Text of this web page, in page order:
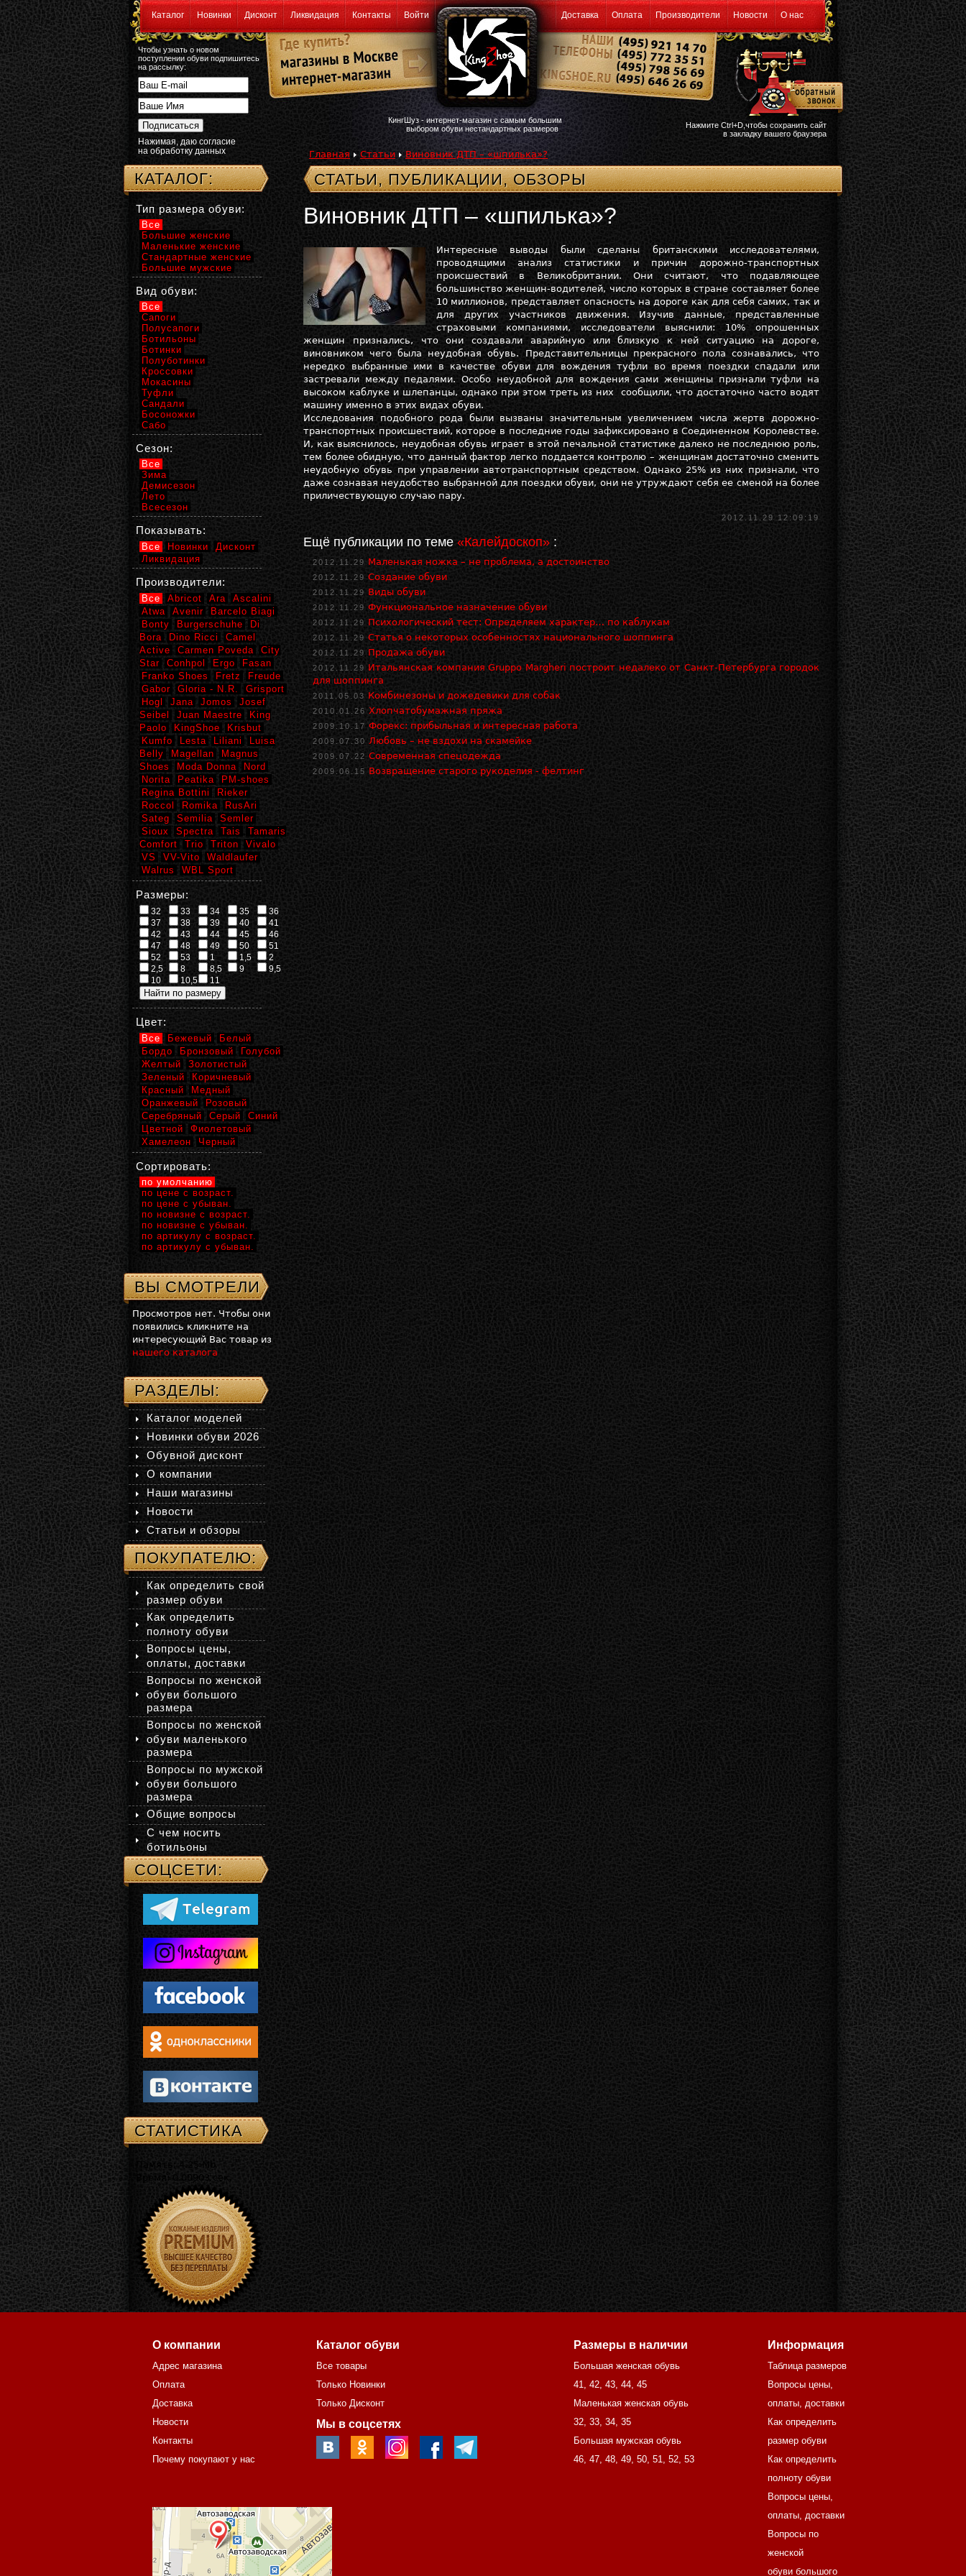
Каталог Новинки Дисконт Ликвидация Контакты Войти Доставка Оплата Производители Новости О нас
Чтобы узнать о новом
поступлении обуви подпишитесь
на рассылку:
Нажимая, даю согласие
на обработку данных
КингШуз - интернет-магазин с самым большим
выбором обуви нестандартных размеров
Нажмите Ctrl+D,чтобы сохранить сайт
в закладку вашего браузера
Главная Статьи Виновник ДТП – «шпилька»?
СТАТЬИ, ПУБЛИКАЦИИ, ОБЗОРЫ
Виновник ДТП – «шпилька»?
Интересные выводы были сделаны британскими исследователями,
проводящими анализ статистики и причин дорожно-транспортных
происшествий в Великобритании. Они считают, что подавляющее
большинство женщин-водителей, число которых в стране составляет более
10 миллионов, представляет опасность на дороге как для себя самих, так и
для других участников движения. Изучив данные, представленные
страховыми компаниями, исследователи выяснили: 10% опрошенных
женщин признались, что они создавали аварийную или близкую к ней ситуацию на дороге,
виновником чего была неудобная обувь. Представительницы прекрасного пола сознавались, что
нередко выбранные ими в качестве обуви для вождения туфли во время поездки спадали или
застревали между педалями. Особо неудобной для вождения сами женщины признали туфли на
высоком каблуке и шлепанцы, однако при этом треть из них сообщили, что достаточно часто водят
машину именно в этих видах обуви.
Исследования подобного рода были вызваны значительным увеличением числа жертв дорожно-
транспортных происшествий, которое в последние годы зафиксировано в Соединенном Королевстве.
И, как выяснилось, неудобная обувь играет в этой печальной статистике далеко не последнюю роль,
тем более обидную, что данный фактор легко поддается контролю – женщинам достаточно сменить
неудобную обувь при управлении автотранспортным средством. Однако 25% из них признали, что
даже сознавая неудобство выбранной для поездки обуви, они не утруждают себя ее сменой на более
приличествующую случаю пару.
2012.11.29 12:09:19
Ещё публикации по теме «Калейдоскоп» :
2012.11.29 Маленькая ножка – не проблема, а достоинство
2012.11.29 Создание обуви
2012.11.29 Виды обуви
2012.11.29 Функциональное назначение обуви
2012.11.29 Психологический тест: Определяем характер… по каблукам
2012.11.29 Статья о некоторых особенностях национального шоппинга
2012.11.29 Продажа обуви
2012.11.29 Итальянская компания Gruppo Margheri построит недалеко от Санкт-Петербурга городок
для шоппинга
2011.05.03 Комбинезоны и дожедевики для собак
2010.01.26 Хлопчатобумажная пряжа
2009.10.17 Форекс: прибыльная и интересная работа
2009.07.30 Любовь – не вздохи на скамейке
2009.07.22 Современная спецодежда
2009.06.15 Возвращение старого рукоделия - фелтинг
КАТАЛОГ:
Тип размера обуви:
Все
Большие женские
Маленькие женские
Стандартные женские
Большие мужские
Вид обуви:
Все
Сапоги
Полусапоги
Ботильоны
Ботинки
Полуботинки
Кроссовки
Мокасины
Туфли
Сандали
Босоножки
Сабо
Сезон:
Все
Зима
Демисезон
Лето
Всесезон
Показывать:
Все Новинки
Дисконт
Ликвидация
Производители:
Все Abricot Ara
Ascalini
Atwa
Avenir
Barcelo Biagi
Bonty
Burgerschuhe
Di
Bora
Dino Ricci
Camel
Active
Carmen Poveda
City
Star
Conhpol Ergo
Fasan
Franko Shoes
Fretz
Freude
Gabor
Gloria - N.R.
Grisport
Hogl
Jana Jomos
Josef
Seibel
Juan Maestre
King
Paolo
KingShoe
Krisbut
Kumfo
Lesta Liliani
Luisa
Belly
Magellan
Magnus
Shoes
Moda Donna
Nord
Norita
Peatika
PM-shoes
Regina Bottini
Rieker
Roccol
Romika
RusAri
Sateg
Semilia
Semler
Sioux
Spectra Tais
Tamaris
Comfort
Trio Triton
Vivalo
VS
VV-Vito
Waldlaufer
Walrus
WBL Sport
Размеры:
32 33 34 35
36
37
38 39 40
41
42
43 44 45
46
47
48 49 50
51
52
53 1 1,5
2
2,5
8 8,5 9
9,5
10
10,5 11
Цвет:
Все Бежевый
Белый
Бордо
Бронзовый
Голубой
Желтый
Золотистый
Зеленый
Коричневый
Красный
Медный
Оранжевый
Розовый
Серебряный
Серый
Синий
Цветной
Фиолетовый
Хамелеон
Черный
Сортировать:
по умолчанию
по цене с возраст.
по цене с убыван.
по новизне с возраст.
по новизне с убыван.
по артикулу с возраст.
по артикулу с убыван.
ВЫ СМОТРЕЛИ
Просмотров нет. Чтобы они
появились кликните на
интересующий Вас товар из
нашего каталога
РАЗДЕЛЫ:
Каталог моделей
Новинки обуви 2026
Обувной дисконт
О компании
Наши магазины
Новости
Статьи и обзоры
ПОКУПАТЕЛЮ:
Как определить свой
размер обуви
Как определить
полноту обуви
Вопросы цены,
оплаты, доставки
Вопросы по женской
обуви большого
размера
Вопросы по женской
обуви маленького
размера
Вопросы по мужской
обуви большого
размера
Общие вопросы
С чем носить
ботильоны
СОЦСЕТИ:
СТАТИСТИКА
Память: 4.25 Mb
Время: 0.00903 сек.
О компании
Адрес магазина
Оплата
Доставка
Новости
Контакты
Почему покупают у нас
Каталог обуви
Все товары
Только Новинки
Только Дисконт
Мы в соцсетях
Размеры в наличии
Большая женская обувь
41, 42, 43, 44, 45
Маленькая женская обувь
32, 33, 34, 35
Большая мужская обувь
46, 47, 48, 49, 50, 51, 52, 53
Информация
Таблица размеров
Вопросы цены,
оплаты, доставки
Как определить
размер обуви
Как определить
полноту обуви
Вопросы цены,
оплаты, доставки
Вопросы по
женской
обуви большого